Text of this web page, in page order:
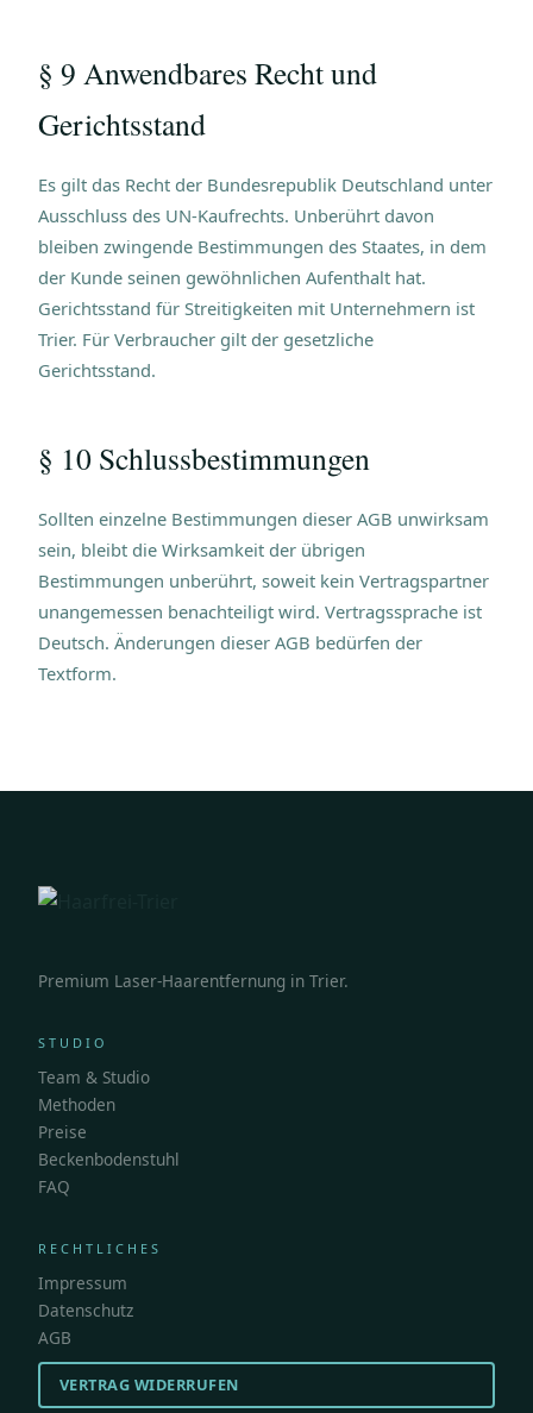
§ 9 Anwendbares Recht und
Gerichtsstand
Es gilt das Recht der Bundesrepublik Deutschland unter
Ausschluss des UN-Kaufrechts. Unberührt davon
bleiben zwingende Bestimmungen des Staates, in dem
der Kunde seinen gewöhnlichen Aufenthalt hat.
Gerichtsstand für Streitigkeiten mit Unternehmern ist
Trier. Für Verbraucher gilt der gesetzliche
Gerichtsstand.
§ 10 Schlussbestimmungen
Sollten einzelne Bestimmungen dieser AGB unwirksam
sein, bleibt die Wirksamkeit der übrigen
Bestimmungen unberührt, soweit kein Vertragspartner
unangemessen benachteiligt wird. Vertragssprache ist
Deutsch. Änderungen dieser AGB bedürfen der
Textform.
Premium Laser-Haarentfernung in Trier.
STUDIO
Team & Studio
Methoden
Preise
Beckenbodenstuhl
FAQ
RECHTLICHES
Impressum
Datenschutz
AGB
VERTRAG WIDERRUFEN